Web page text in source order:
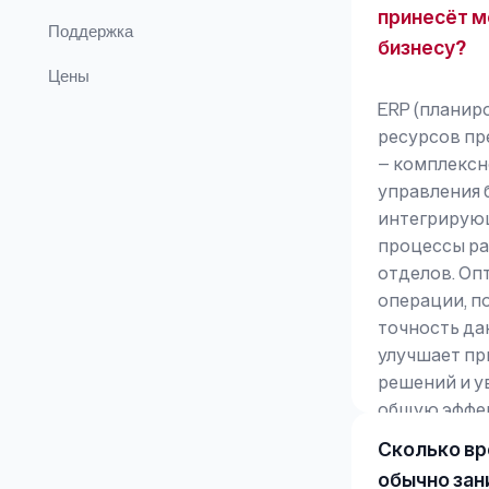
Поддержка
Цены
принесёт
бизнесу?
ERP
ресурсов
—
управления
процессы
отделов.
операции,
точность
улучшает
решений и
общую
Сколько
обычно